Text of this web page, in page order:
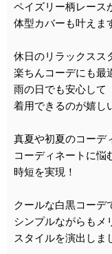
ペイズリー柄レース
体型カバーも叶えま
休日のリラックスス
楽ちんコーデにも最
雨の日でも安心して
着用できるのが嬉し
真夏や初夏のコーデ
コーディネートに悩
時短を実現！
クールな白黒コーデ
シンプルながらもメ
スタイルを演出しま